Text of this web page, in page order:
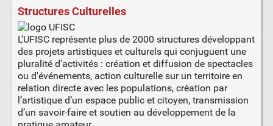
Structures Culturelles
L'UFISC représente plus de 2000 structures développant
des projets artistiques et culturels qui conjuguent une
pluralité d'activités : création et diffusion de spectacles
ou d'événements, action culturelle sur un territoire en
relation directe avec les populations, création par
l’artistique d’un espace public et citoyen, transmission
d’un savoir-faire et soutien au développement de la